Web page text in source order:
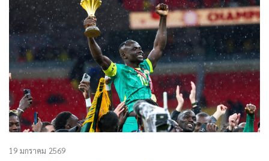
19 มกราคม 2569